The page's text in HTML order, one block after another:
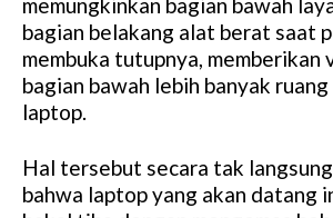
memungkinkan bagian bawah
bagian belakang alat berat saat
membuka tutupnya, memberikan
bagian bawah lebih banyak
laptop.
Hal tersebut secara tak
bahwa laptop yang akan datang